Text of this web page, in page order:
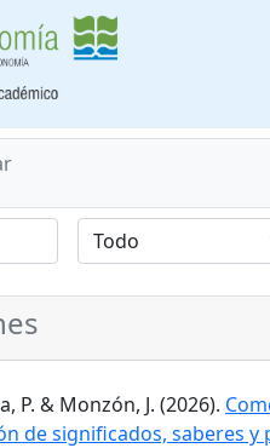
P. & Monzón, J. (2026).
de significados, saberes y